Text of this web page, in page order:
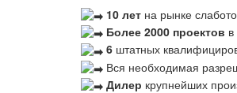
10 лет на рынке
Более 2000 проектов
6 штатных
Вся необходимая
Дилер крупнейших